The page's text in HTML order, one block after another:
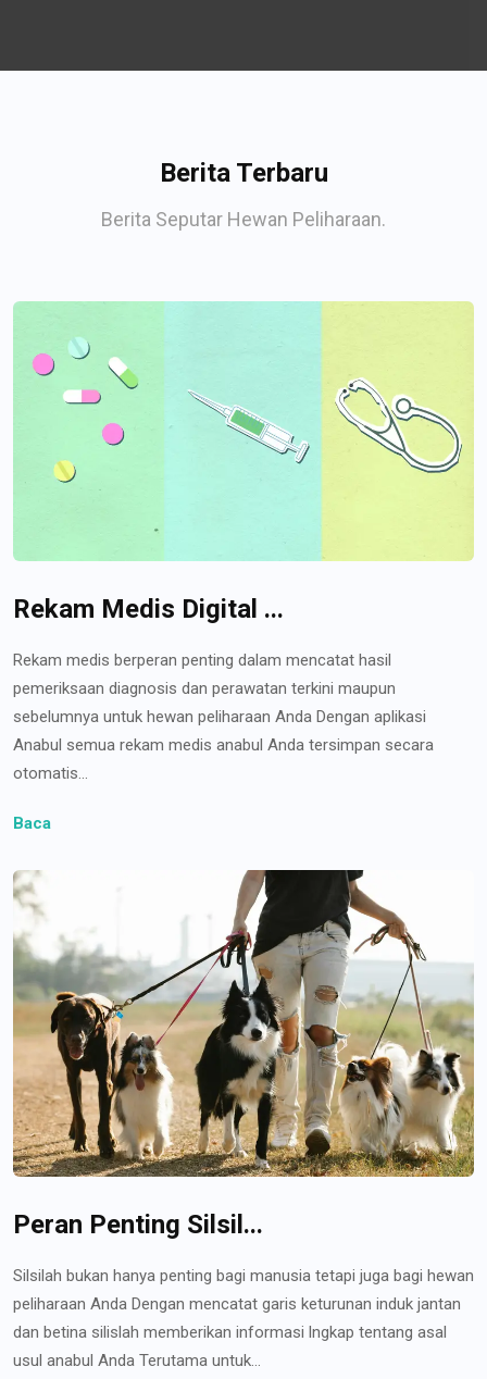
Berita Terbaru
Berita Seputar Hewan Peliharaan.
Rekam Medis Digital ...
Rekam medis berperan penting dalam mencatat hasil
pemeriksaan diagnosis dan perawatan terkini maupun
sebelumnya untuk hewan peliharaan Anda Dengan aplikasi
Anabul semua rekam medis anabul Anda tersimpan secara
otomatis...
Baca
Peran Penting Silsil...
Silsilah bukan hanya penting bagi manusia tetapi juga bagi hewan
peliharaan Anda Dengan mencatat garis keturunan induk jantan
dan betina silislah memberikan informasi lngkap tentang asal
usul anabul Anda Terutama untuk...